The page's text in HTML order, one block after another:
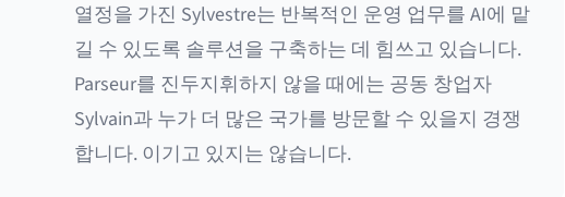
열정을 가진 Sylvestre는 반복적인 운영 업무를 AI에 맡
길 수 있도록 솔루션을 구축하는 데 힘쓰고 있습니다.
Parseur를 진두지휘하지 않을 때에는 공동 창업자
Sylvain과 누가 더 많은 국가를 방문할 수 있을지 경쟁
합니다. 이기고 있지는 않습니다.